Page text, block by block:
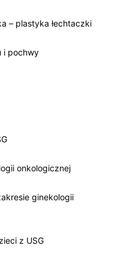
– plastyka łechtaczki
i pochwy
onkologicznej
ginekologii
z USG